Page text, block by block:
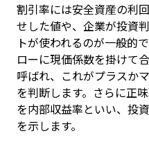
割引率には安全資産の利
せした値や、企業が投資
トが使われるのが一般的
ローに現価係数を掛けて
呼ばれ、これがプラスか
を判断します。さらに正
を内部収益率といい、投
を示します。